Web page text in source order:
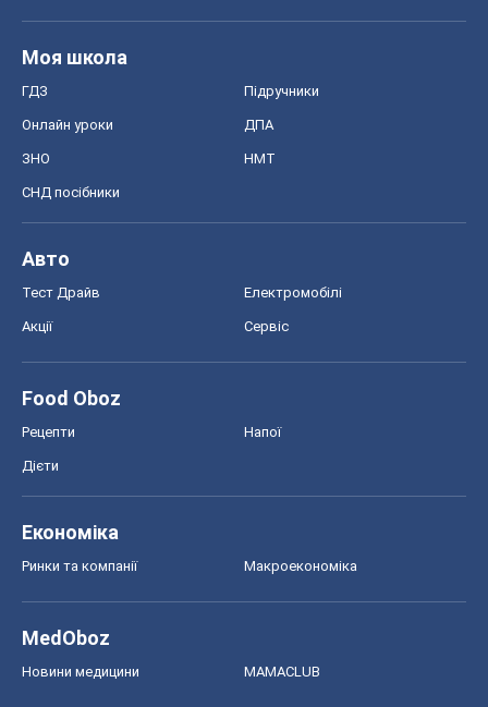
Моя школа
ГДЗ Підручники
Онлайн уроки ДПА
ЗНО НМТ
СНД посібники
Авто
Тест Драйв Електромобілі
Акції Сервіс
Food Oboz
Рецепти Напої
Дієти
Економіка
Ринки та компанії Макроекономіка
MedOboz
Новини медицини MAMACLUB